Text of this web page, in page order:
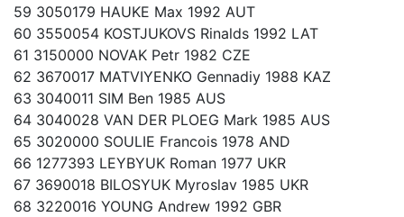
59 3050179 HAUKE Max 1992 AUT
60 3550054 KOSTJUKOVS Rinalds 1992 LAT
61 3150000 NOVAK Petr 1982 CZE
62 3670017 MATVIYENKO Gennadiy 1988 KAZ
63 3040011 SIM Ben 1985 AUS
64 3040028 VAN DER PLOEG Mark 1985 AUS
65 3020000 SOULIE Francois 1978 AND
66 1277393 LEYBYUK Roman 1977 UKR
67 3690018 BILOSYUK Myroslav 1985 UKR
68 3220016 YOUNG Andrew 1992 GBR